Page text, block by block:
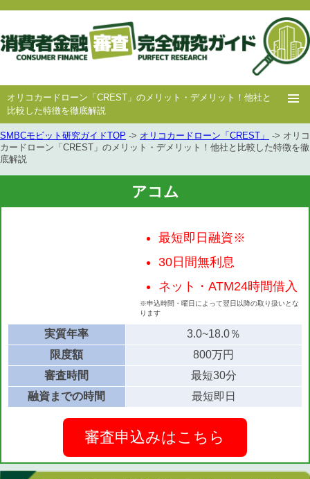
オリコカードローン「CREST」のメリット・デメリット！他社と
比較した特徴を徹底解説
ホー
ム
消費者 中小消費者 キャッシング キャッシング
SMBCモビット研究ガイドTOP -> オリコカードローン「CREST」
-> オリコ
カードローン「CREST」のメリット・デメリット！他社と比較した特徴を徹
底解説
アコム
最短即日融資※
30日間無利息
ネット・ATM24時間借入
※申込時間・曜日によって翌日以降の取り扱いとな
ります
実質年率
3.0~18.0％
限度額
800万円
審査時間
最短30分
融資までの時間
最短即日
審査申込みはこちら